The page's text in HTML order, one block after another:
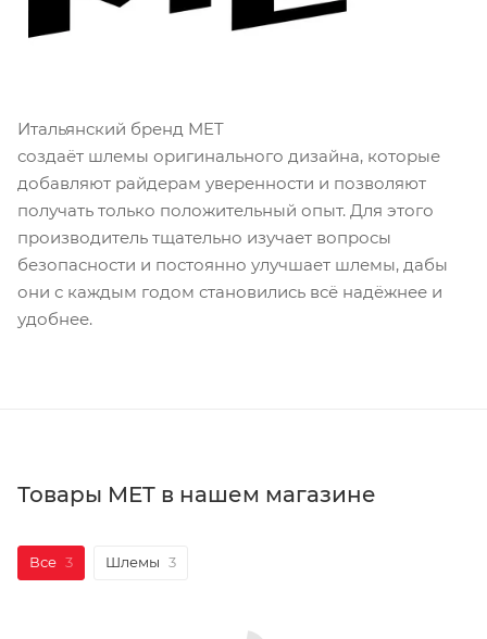
Итальянский бренд MET
создаёт шлемы оригинального дизайна, которые
добавляют райдерам уверенности и позволяют
получать только положительный опыт. Для этого
производитель тщательно изучает вопросы
безопасности и постоянно улучшает шлемы, дабы
они с каждым годом становились всё надёжнее и
удобнее.
Товары MET в нашем магазине
Все 3 Шлемы 3